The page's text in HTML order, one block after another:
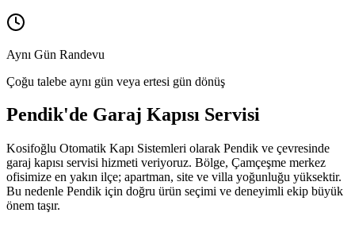
Aynı Gün Randevu
Çoğu talebe aynı gün veya ertesi gün dönüş
Pendik'de Garaj Kapısı Servisi
Kosifoğlu Otomatik Kapı Sistemleri olarak Pendik ve çevresinde
garaj kapısı servisi hizmeti veriyoruz. Bölge, Çamçeşme merkez
ofisimize en yakın ilçe; apartman, site ve villa yoğunluğu yüksektir.
Bu nedenle Pendik için doğru ürün seçimi ve deneyimli ekip büyük
önem taşır.